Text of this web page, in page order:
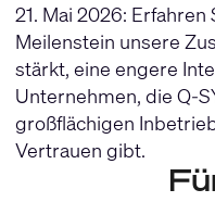
21. Mai 2026:
Meilenstein unsere
stärkt, eine engere
Unternehmen, die Q-
großflächigen
Vertrauen gibt.